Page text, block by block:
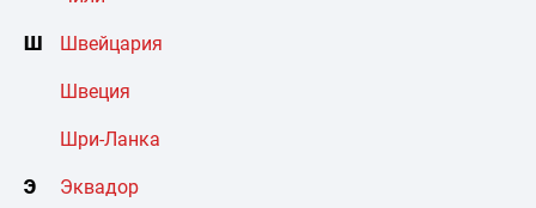
Ш Швейцария
Швеция
Шри-Ланка
Э Эквадор